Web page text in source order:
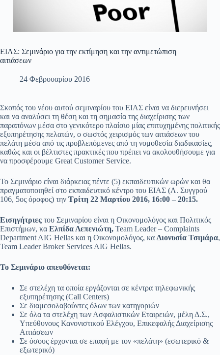
ΕΙΑΣ: Σεμινάριο για την εκτίμηση και την αντιμετώπιση
αιτιάσεων
24 Φεβρουαρίου 2016
Σκοπός του νέου αυτού σεμιναρίου του ΕΙΑΣ είναι να διερευνήσει
και να αναλύσει τη θέση και τη σημασία της διαχείρισης των
παραπόνων μέσα στο γενικότερο πλαίσιο μίας επιτυχημένης πολιτικής
εξυπηρέτησης πελατών, ο σωστός χειρισμός των αιτιάσεων του
πελάτη μέσα από τις προβλεπόμενες από τη νομοθεσία διαδικασίες,
καθώς και οι βέλτιστες πρακτικές που πρέπει να ακολουθήσουμε για
να προσφέρουμε Great Customer Service.
Το Σεμινάριο είναι διάρκειας πέντε (5) εκπαιδευτικών ωρών και θα
πραγματοποιηθεί στο εκπαιδευτικό κέντρο του ΕΙΑΣ (Λ. Συγγρού
106, 5ος όροφος) την Τρίτη 22 Μαρτίου 2016, 16:00 – 20:15.
Εισηγήτριες του Σεμιναρίου είναι η Οικονομολόγος και Πολιτικός
Επιστήμων, κα Ελπίδα Λεπενιώτη, Team Leader – Complaints
Department AIG Hellas και η Οικονομολόγος, κα Διονυσία Τσιμάρα,
Team Leader Broker Services AIG Hellas.
Το Σεμινάριο απευθύνεται:
Σε στελέχη τα οποία εργάζονται σε κέντρα τηλεφωνικής
εξυπηρέτησης (Call Centers)
Σε διαμεσολαβούντες όλων των κατηγοριών
Σε όλα τα στελέχη των Ασφαλιστικών Εταιρειών, μέλη Δ.Σ.,
Υπεύθυνους Κανονιστικού Ελέγχου, Επικεφαλής Διαχείρισης
Αιτιάσεων
Σε όσους έρχονται σε επαφή με τον «πελάτη» (εσωτερικό &
εξωτερικό)